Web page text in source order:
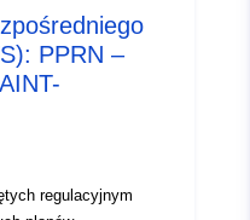
9c6e-686674b14f13
SpatialDataServiceType/
PPRN –
regulacyjnym